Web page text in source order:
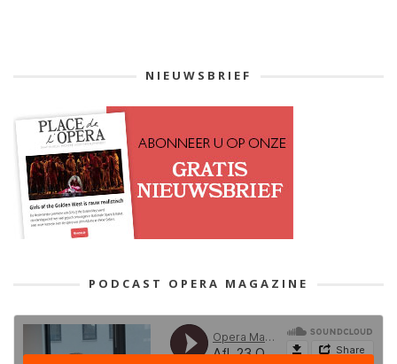
NIEUWSBRIEF
PODCAST OPERA MAGAZINE